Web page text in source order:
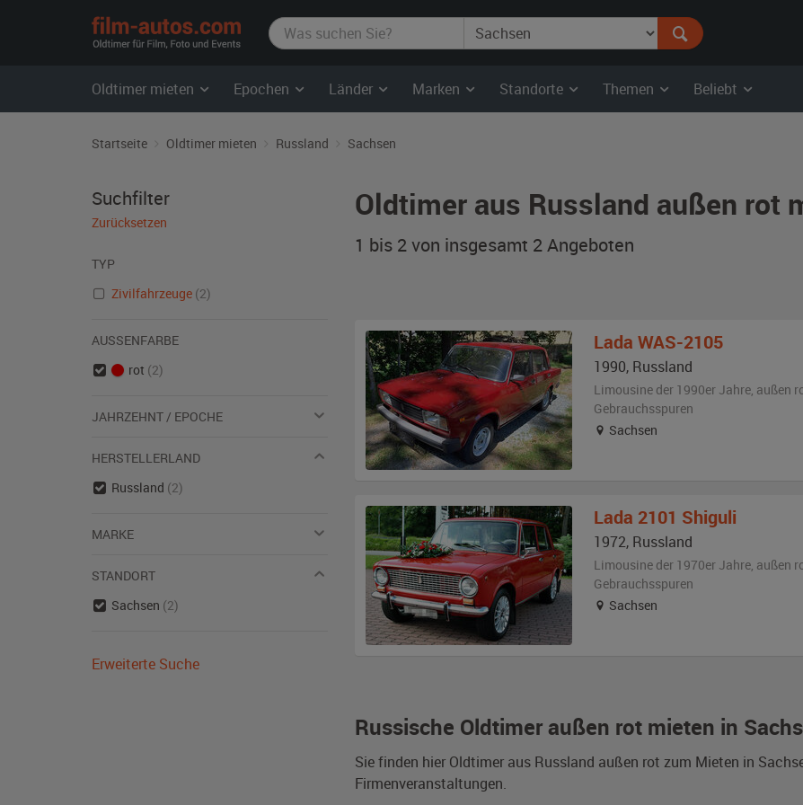
film-
autos.com
Oldtimer mieten Epochen Länder Marken Standorte Themen Beliebt
Startseite Oldtimer mieten Russland Sachsen
Oldtimer aus Russland außen rot
1 bis 2 von insgesamt 2Angeboten
Russische Oldtimer außen rot mieten in
Sie finden hier Oldtimer aus Russland außen rot zum Mieten in
Firmenveranstaltungen.
Lada WAS-2105
1990, Russland
Limousine der 1990er Jahre, außen
Gebrauchsspuren
Sachsen
Lada 2101 Shiguli
1972, Russland
Limousine der 1970er Jahre, außen
Gebrauchsspuren
Sachsen
Suchfilter
Zurücksetzen
TYP
Zivilfahrzeuge (2)
AUSSENFARBE
rot (2)
JAHRZEHNT / EPOCHE
HERSTELLERLAND
Russland (2)
MARKE
STANDORT
Sachsen (2)
Erweiterte Suche